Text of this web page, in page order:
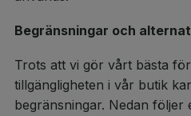
Begränsningar och
Trots att vi gör vårt bästa
tillgängligheten i vår butik
begränsningar. Nedan följer